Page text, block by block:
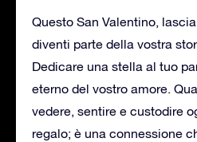
Questo San Valentino,
diventi parte della vostra
Dedicare una stella al tuo
eterno del vostro amore.
vedere, sentire e custodire
regalo; è una connessione